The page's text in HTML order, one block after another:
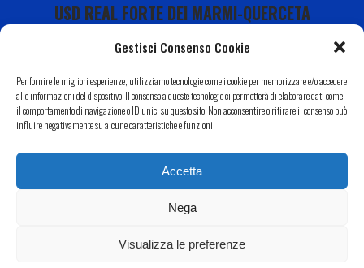
Gestisci Consenso Cookie
Per fornire le migliori esperienze, utilizziamo tecnologie come i cookie per memorizzare e/o accedere
alle informazioni del dispositivo. Il consenso a queste tecnologie ci permetterà di elaborare dati come
il comportamento di navigazione o ID unici su questo sito. Non acconsentire o ritirare il consenso può
influire negativamente su alcune caratteristiche e funzioni.
Accetta
Nega
Visualizza le preferenze
USD REAL FORTE DEI MARMI-QUERCETA
Calendario
Il Nostro Territorio
Informativa Privacy–Cookie Policy| Web by